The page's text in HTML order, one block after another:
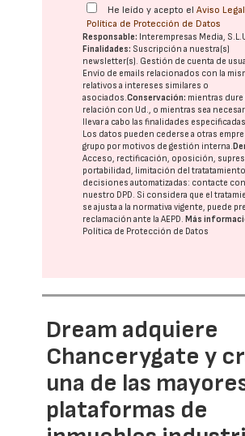
He leído y acepto elAviso Legal
Política de Protección de Datos
Responsable: Interempresas Media,
Finalidades: Suscripción a nuestra(s)
newsletter(s). Gestión de cuenta de
Envío de emails relacionados con la
relativos a intereses similares o
asociados.Conservación: mientras dure
relación con Ud., o mientras sea
llevar a cabo las finalidades
Los datos pueden cederse a otras
grupo por motivos de gestión interna.
Acceso, rectificación, oposición,
portabilidad, limitación del
decisiones automatizadas: contacte con
nuestro DPD. Si considera que el
se ajusta a la normativa vigente, puede
reclamación ante laAEPD. Más
Política de Protección de Datos
Dream adquiere
Chancerygate y
una de las
plataformas de